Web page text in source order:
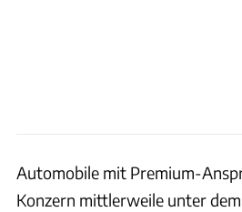
Automobile mit Premium-
Konzern mittlerweile unter dem